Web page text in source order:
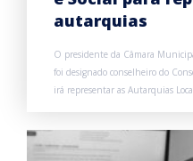
autarquias
O presidente da Câmara
foi designado conselheiro do
irá representar as Autarquias